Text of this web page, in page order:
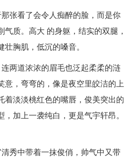
张看了会令人痴醉的脸，而是你
质。高大 的身躯，结实的双腿，
胸肌，低沉的嗓音。
两道浓浓的眉毛也泛起柔柔的涟
意，弯弯的，像是夜空里皎洁的上
着淡淡桃红色的嘴唇，俊美突出的
加上一袭纯白，更是气宇轩昂。
秀中带着一抹俊俏，帅气中又带